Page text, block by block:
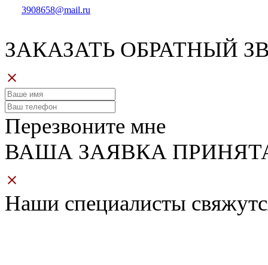
3908658@mail.ru
ЗАКАЗАТЬ ОБРАТНЫЙ
Перезвоните мне
ВАША ЗАЯВКА
Наши специалисты